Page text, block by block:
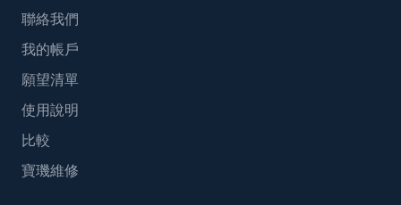
聯絡我們
我的帳戶
願望清單
使用說明
比較
寶璣維修